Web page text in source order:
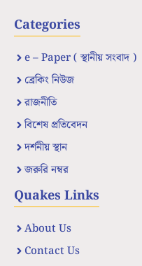
Categories
e – Paper ( স্থানীয় সংবাদ )
ব্রেকিং নিউজ
রাজনীতি
বিশেষ প্রতিবেদন
দর্শনীয় স্থান
জরুরি নম্বর
Quakes Links
About Us
Contact Us